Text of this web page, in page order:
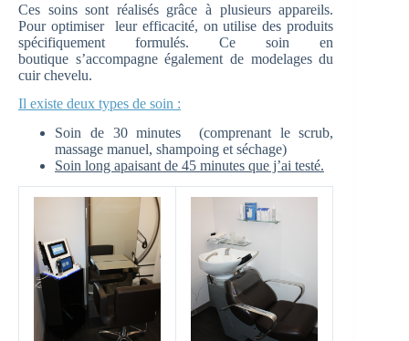
Ces soins sont réalisés grâce à plusieurs appareils.
Pour optimiser leur efficacité, on utilise des produits
spécifiquement formulés. Ce soin en
boutique s’accompagne également de modelages du
cuir chevelu.
Il existe deux types de soin :
Soin de 30 minutes (comprenant le scrub,
massage manuel, shampoing et séchage)
Soin long apaisant de 45 minutes que j’ai testé.